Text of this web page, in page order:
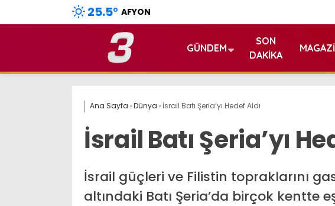
25.5° AFYON
GÜNDEM
SON
DAKIKA
Ana Sayfa ›Dünya › İsrail Batı Şeria’yı Hedef Aldı
İsrail Batı Şeria’yı
İsrail güçleri ve Filistin topraklarını
altındaki Batı Şeria’da birçok kentte